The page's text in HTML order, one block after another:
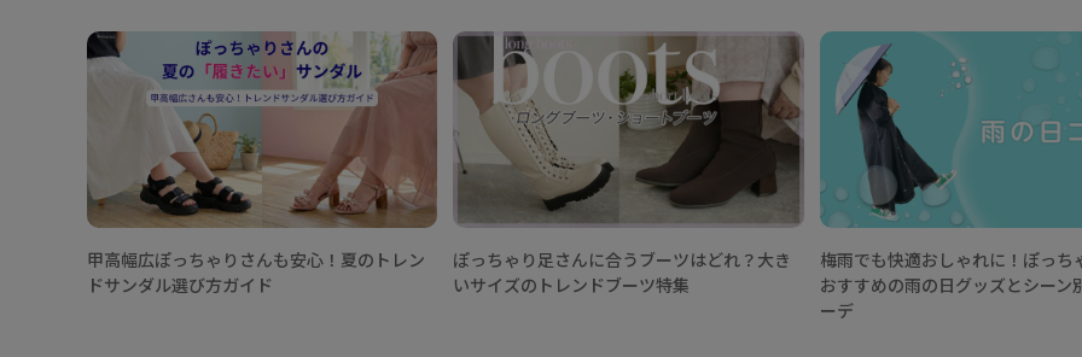
甲高幅広ぽっちゃりさんも安心！夏のトレン
ドサンダル選び方ガイド
ぽっちゃり足さんに合うブーツはどれ？大き
いサイズのトレンドブーツ特集
梅雨でも快適おしゃれに！ぽっち
おすすめの雨の日グッズとシーン
ーデ